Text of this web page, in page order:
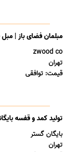
مبلمان فضای باز |
zwood co
تهران
قیمت: توافقی
تولید کمد و قفسه
بایگان گستر
تهران